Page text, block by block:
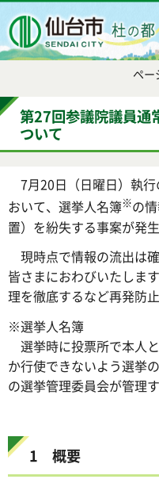
ペー
第27回参議院議員通
ついて
7月20日（日曜日）執
おいて、選挙人名簿※の
置）を紛失する事案が発生
現時点で情報の流出は
皆さまにおわびいたしま
理を徹底するなど再発防
※選挙人名簿
選挙時に投票所で本人
か行使できないよう選挙
の選挙管理委員会が管理
1 概要